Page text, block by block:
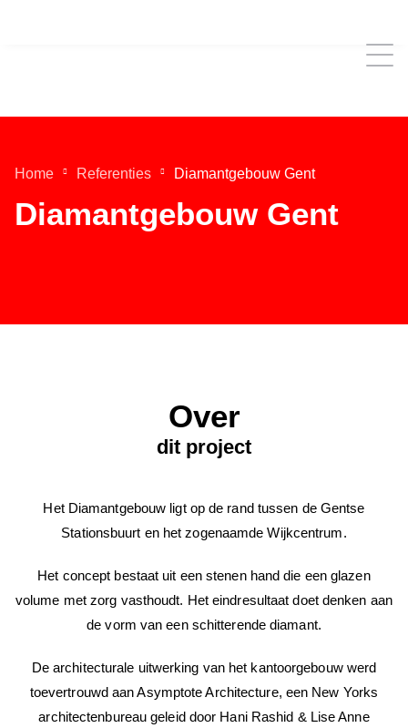
Home Referenties Diamantgebouw Gent
Diamantgebouw Gent
Over
dit project
Het Diamantgebouw ligt op de rand tussen de Gentse
Stationsbuurt en het zogenaamde Wijkcentrum.
Het concept bestaat uit een stenen hand die een glazen
volume met zorg vasthoudt. Het eindresultaat doet denken aan
de vorm van een schitterende diamant.
De architecturale uitwerking van het kantoorgebouw werd
toevertrouwd aan Asymptote Architecture, een New Yorks
architectenbureau geleid door Hani Rashid & Lise Anne